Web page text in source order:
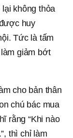
không thỏa
huy
Tức là tấm
giảm bớt
cho bản thân
chú bác mua
rằng “Khi nào
thì chỉ làm